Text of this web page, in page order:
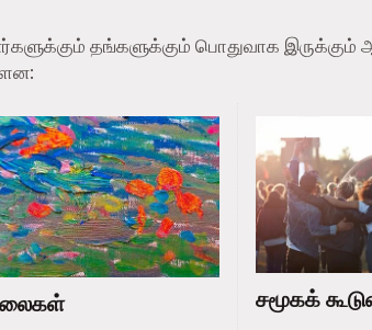
தங்களுக்கும் பொதுவாக
சமூகக்